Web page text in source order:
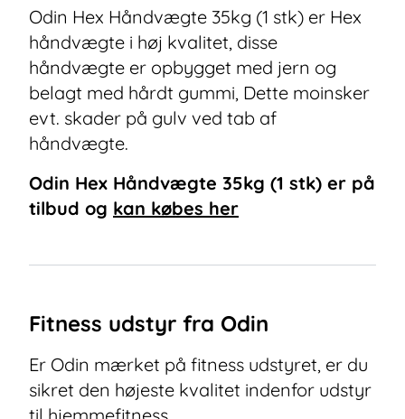
Odin Hex Håndvægte 35kg (1 stk) er Hex
håndvægte i høj kvalitet, disse
håndvægte er opbygget med jern og
belagt med hårdt gummi, Dette moinsker
evt. skader på gulv ved tab af
håndvægte.
Odin Hex Håndvægte 35kg (1 stk) er på
tilbud og kan købes her
Fitness udstyr fra Odin
Er Odin mærket på fitness udstyret, er du
sikret den højeste kvalitet indenfor udstyr